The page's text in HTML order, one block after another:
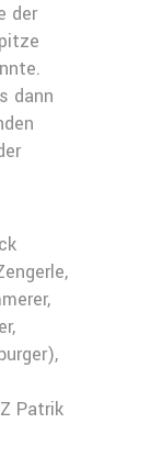
der
dann
Patrik